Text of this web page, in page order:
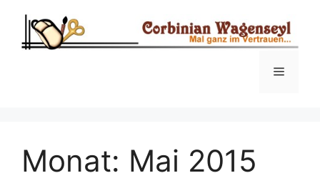
springen
Menü
Monat: Mai 2015